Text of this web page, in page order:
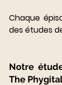
Chaque
des études
Notre
The